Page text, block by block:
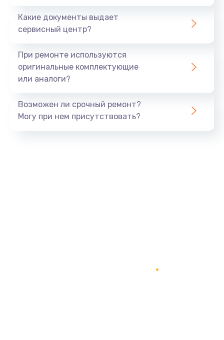
Восстановление данных
Заказать
1060 руб.
Какие документы выдает
сервисный центр?
При ремонте используются
оригинальные комплектующие
или аналоги?
Возможен ли срочный ремонт?
Могу при нем присутствовать?